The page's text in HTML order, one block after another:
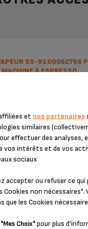
SS-9100052756
MACHINE À ESPRESSO
une belle mousse de lait
vos boissons
Stock disponible
et nos partenaires
similaires
effectuer des analyses,
vos intérêts et de vos
sociaux
accepter ou refuser ce
Cookies non
que les Cookies
"Mes Choix"pour plus